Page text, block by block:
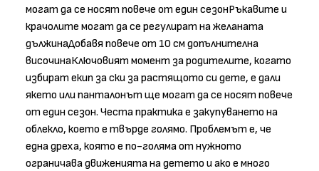
могат да се носят повече от един сезонРъкавите и
крачолите могат да се регулират на желаната
дължинаДобавя повече от 10 см допълнителна
височинаКлючовият момент за родителите, когато
избират екип за ски за растящото си дете, е дали
якето или панталонът ще могат да се носят повече
от един сезон. Честа практика е закупуването на
облекло, което е твърде голямо. Проблемът е, че
една дреха, която е по-голяма от нужното
ограничава движенията на детето и ако е много